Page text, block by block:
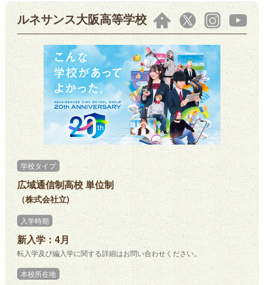
ルネサンス大阪高等学校
学校タイプ
広域通信制高校 単位制
（株式会社立)
入学時期
新入学：4月
転入学及び編入学に関する詳細はお問い合わせください。
本校所在地